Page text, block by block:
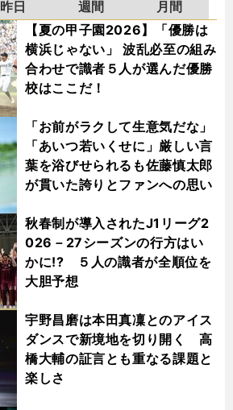
昨日 週間
月間
【夏の甲子園2026】「優勝は
横浜じゃない」 波乱必至の組み
合わせで識者５人が選んだ優勝
校はここだ！
「お前がラクして生意気だな」
「あいつ若いくせに」厳しい言
葉を浴びせられるも佐藤慎太郎
が貫いた誇りとファンへの思い
秋春制が導入されたJ1リーグ2
026－27シーズンの行方はい
かに!? ５人の識者が全順位を
大胆予想
宇野昌磨は本田真凜とのアイス
ダンスで新境地を切り開く 高
橋大輔の証言とも重なる課題と
楽しさ